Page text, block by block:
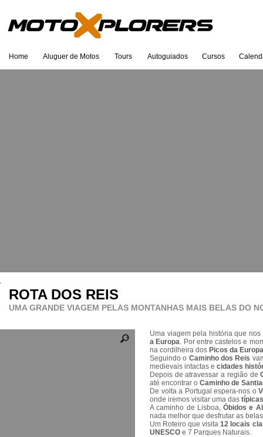
Home Aluguer de Motos Tours Autoguiados Cursos
ROTA DOS REIS
UMA GRANDE VIAGEM PELAS MONTANHAS MAIS BELAS DO
Uma viagem pela história que
a Europa. Por entre castelos e
na cordilheira dos Picos da Europa
Seguindo o Caminho dos Reis
medievais intactas e cidades
Depois de atravessar a região de
até encontrar o Caminho de
De volta a Portugal espera-nos o
onde iremos visitar uma das
A caminho de Lisboa,Óbidos e
nada melhor que desfrutar as
Um Roteiro que visita12 locais
UNESCO e 7 Parques Naturais.